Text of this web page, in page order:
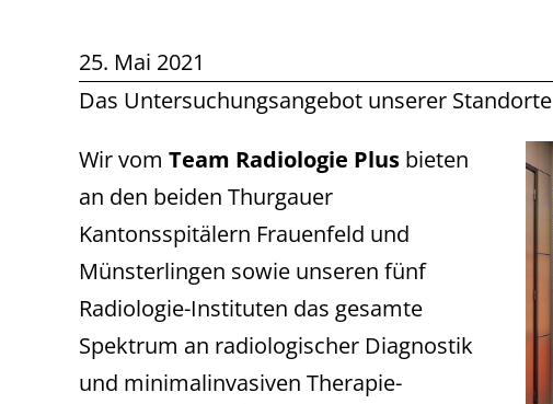
25. Mai 2021
Das Untersuchungsangebot unserer Standorte
Wir vom Team Radiologie Plusbieten
an den beiden Thurgauer
Kantonsspitälern Frauenfeld und
Münsterlingen sowie unseren fünf
Radiologie-Instituten das gesamte
Spektrum an radiologischer Diagnostik
und minimalinvasiven Therapie-